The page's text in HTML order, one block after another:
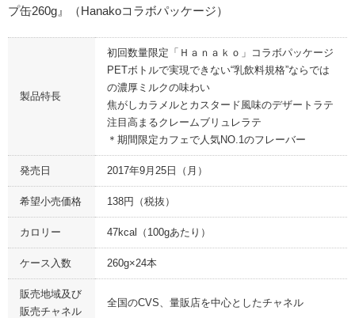
プ缶260g』（Hanakoコラボパッケージ）
製品特長
初回数量限定「Ｈａｎａｋｏ」コラボパッケージ
PETボトルで実現できない“乳飲料規格”ならでは
の濃厚ミルクの味わい
焦がしカラメルとカスタード風味のデザートラテ
注目高まるクレームブリュレラテ
＊期間限定カフェで人気NO.1のフレーバー
発売日 2017年9月25日（月）
希望小売価格 138円（税抜）
カロリー 47kcal（100gあたり）
ケース入数 260g×24本
販売地域及び
販売チャネル
全国のCVS、量販店を中心としたチャネル